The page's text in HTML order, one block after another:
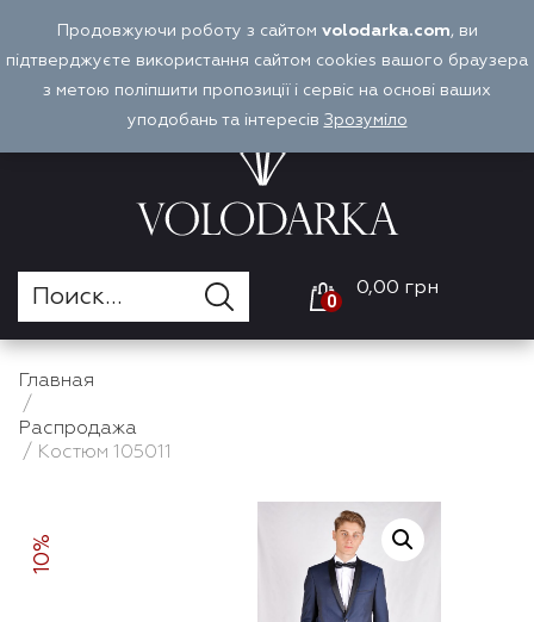
содержимому
RU
Войти
Оплата и доставка
0
0,00 грн
Главная
/
Распродажа
/ Костюм 105011
10%
Продовжуючи роботу з сайтом volodarka.com, ви
підтверджуєте використання сайтом cookies вашого браузера
з метою поліпшити пропозиції і сервіс на основі ваших
уподобань та інтересів Зрозуміло